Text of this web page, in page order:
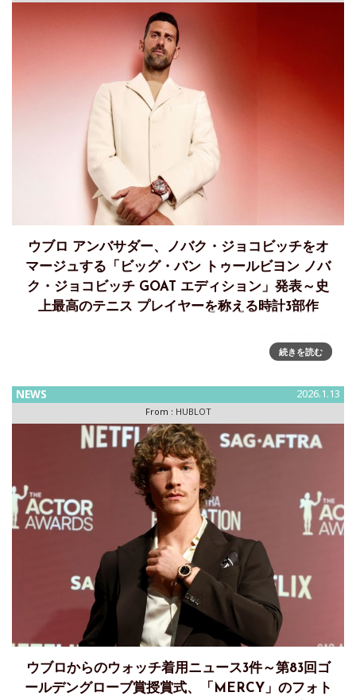
ウブロ アンバサダー、ノバク・ジョコビッチをオ
マージュする「ビッグ・バン トゥールビヨン ノバ
ク・ジョコビッチ GOAT エディション」発表～史
上最高のテニス プレイヤーを称える時計3部作
エディション」～ 史上最高の選手、ウブロアンバサダー ノバ
Weekにて、史上最高のテニスプレーヤーでブラ
続きを読む
NEWS 2026.1.13
From : HUBLOT
ウブロからのウォッチ着用ニュース3件～第83回ゴ
ールデングローブ賞授賞式、「MERCY」のフォト